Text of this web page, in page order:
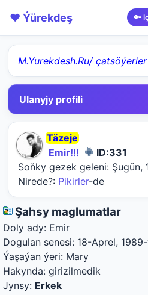
❤️ Ýürekdeş 🔑
M.Yurekdesh.Ru/
Ulanyjy profili
Täzeje
Emir!!!
ID:331
Soňky gezek geleni: Şugün,
Nirede?: Pikirler-de
Şahsy maglumatlar
Doly ady: Emir
Dogulan senesi: 18-Aprel,
Ýaşaýan ýeri: Mary
Hakynda: girizilmedik
Jynsy: Erkek